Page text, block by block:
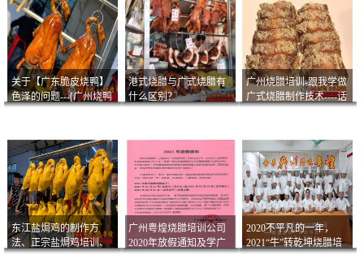
关于【广东脆皮烧鸭】
色泽的问题---[广州烧鸭
港式烧腊与广式烧腊有
什么区别？
广州烧腊培训-跟我学做
广式烧腊制作技术----话
东江盐焗鸡的制作方
法、正宗盐焗鸡培训、
广州粤煌烧腊培训公司
2020年放假通知及学广
2020不平凡的一年，
2021“牛”转乾坤烧腊培